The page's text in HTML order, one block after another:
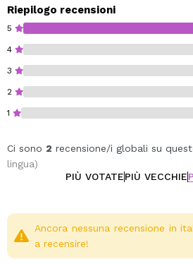
02 Peachy Nude – Caldo color
03 Caramel Nude – Beige
04 Mauve – Viola rosato tenue.
05 Wine Red – Vino rosso con
06 True Red – Rosso classico
Vegan.
Riepilogo recensioni
5
4
3
2
1
Ci sono 2 recensione/i globali su
lingua)
PIÙ VOTATEPIÙ VECCHIE
Ancora nessuna recensione in
a recensire!